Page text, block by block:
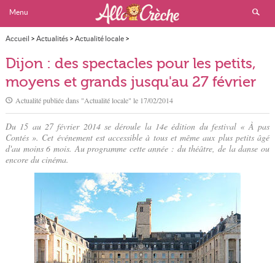
Menu
Accueil > Actualités> Actualité locale>
Dijon : des spectacles pour les petits, moyens et grands jusqu'au 27 février
Dijon : des spectacles pour les petits,
moyens et grands jusqu'au 27 février
Actualité publiée dans "Actualité locale" le 17/02/2014
Du 15 au 27 février 2014 se déroule la 14e édition du festival « À pas
Contés ». Cet événement est accessible à tous et même aux plus petits âgé
d'au moins 6 mois. Au programme cette année : du théâtre, de la danse ou
encore du cinéma.